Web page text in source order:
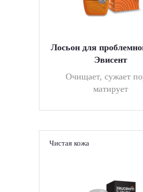
Лосьон для
Эвисент
Очищает, сужает
матирует
Чистая кожа